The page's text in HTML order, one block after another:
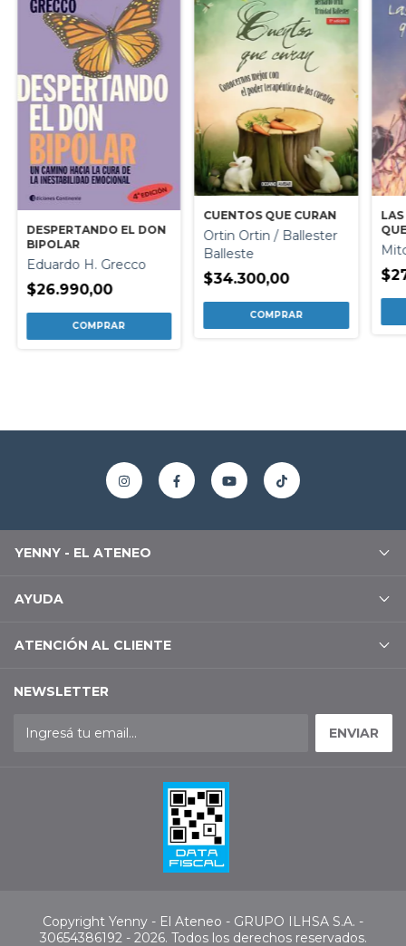
DESPERTANDO EL DON
BIPOLAR
Eduardo H. Grecco
$26.990,00
CUENTOS QUE CURAN
Ortin Ortin / Ballester
Balleste
$34.300,00
EL
YENNY - EL ATENEO
AYUDA
ATENCIÓN AL CLIENTE
NEWSLETTER
Copyright Yenny - El Ateneo - GRUPO ILHSA S.A. -
30654386192 - 2026. Todos los derechos reservados.